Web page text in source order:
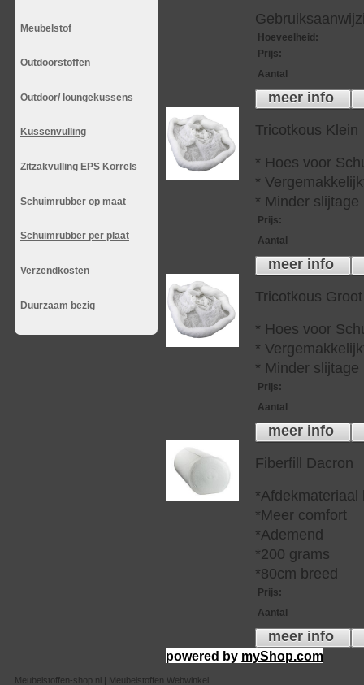
Meubelstof
Outdoorstoffen
Outdoor/ loungekussens
Kussenvulling
Zitzakvulling EPS Korrels
Schuimrubber op maat
Schuimrubber per plaat
Verzendkosten
Duurzaam bezig
Hoeveelheid :
Prijs:
Aantal
meer info
Tricotkous Klein
* Hoes voor
*
* Minder slijtage
Prijs:
Aantal
meer info
Tricotkous Groot
* Hoes voor
*
* Minder slijtage
Prijs:
Aantal
meer info
Fiberfill Dacron
*Afdekmateriaal
*Meer comfort
*Ademend
*200 grams
*80cm breed
Prijs:
Aantal
meer info
powered by myShop.com
Meubelstoffen-shop.nl | Meubelstoffen Webwinkel